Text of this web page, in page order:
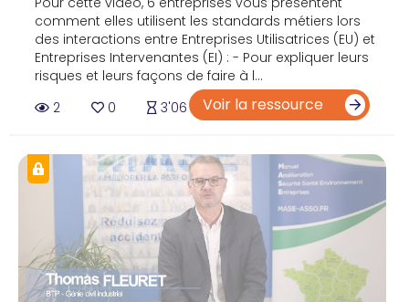
comment elles utilisent les standards métiers lors
des interactions entre Entreprises Utilisatrices (EU) et
Entreprises Intervenantes (EI) : - Pour expliquer leurs
risques et leurs façons de faire à l...
2
0 3'06 Voir la ressource